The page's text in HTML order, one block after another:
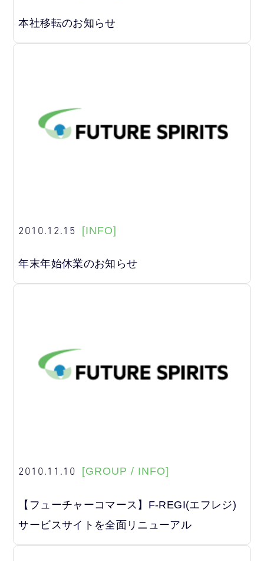
本社移転のお知らせ
2010.12.15 [INFO]
年末年始休業のお知らせ
2010.11.10 [GROUP / INFO]
【フューチャーコマース】F-REGI(エフレジ)
サービスサイトを全面リニューアル